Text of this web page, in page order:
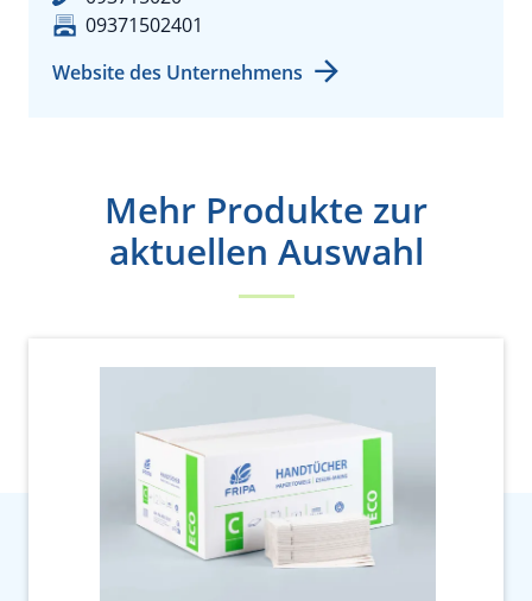
09371502401
Website des Unternehmens
Mehr Produkte zur
aktuellen Auswahl